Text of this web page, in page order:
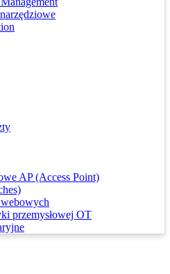
AP (Access Point)
przemysłowej OT